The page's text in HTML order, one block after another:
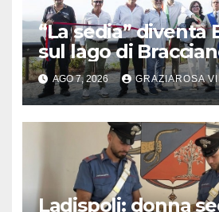
“La sedia” diventa
sul lago di
l’inaugurazione
AGO 7, 2026 GRAZIAROSA
Ladispoli: donna